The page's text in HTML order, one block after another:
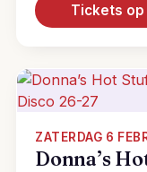
Tickets
ZATERDAG 6
Donna’s